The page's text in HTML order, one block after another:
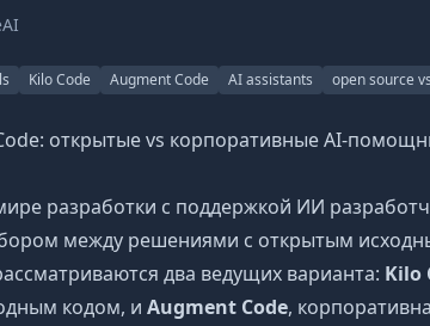
Kilo Code Augment Code AI assistants open source
открытые vs корпоративные AI-
разработки с поддержкой ИИ
между решениями с открытым
два ведущих варианта: Kilo
кодом, и Augment Code,